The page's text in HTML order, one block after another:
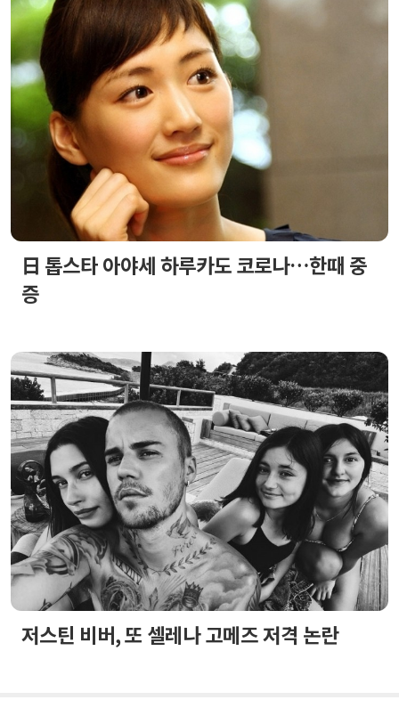
日 톱스타 아야세 하루카도 코로나…한때 중
증
저스틴 비버, 또 셀레나 고메즈 저격 논란